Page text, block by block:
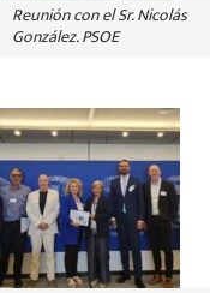
Reunión con el Sr. Nicolás
González. PSOE